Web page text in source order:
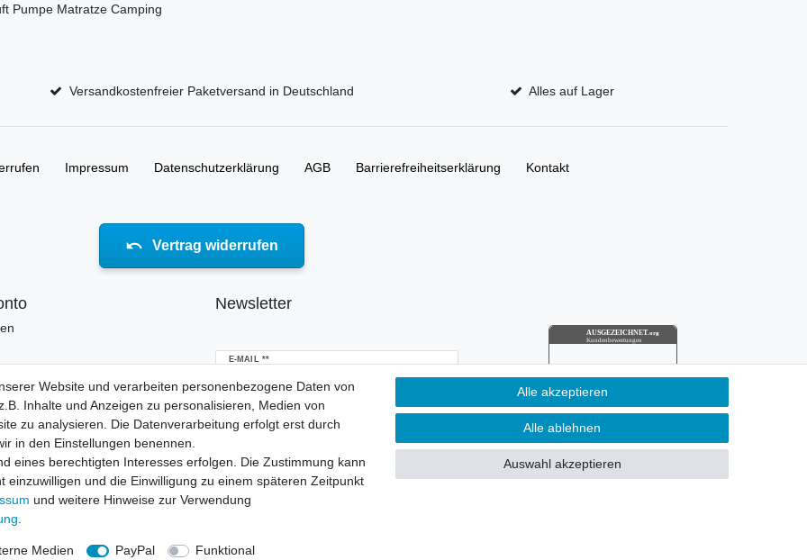
Pumpe Matratze Camping
Versandkostenfreier Paketversand in Deutschland Alles auf Lager
Impressum Daten­schutz­erklärung AGB Barrierefreiheitserklärung Kontakt
Vertrag widerrufen
Newsletter
E-MAIL **
Newsletter
Hiermit bestätige ich, dass ich die
Daten­schutz­
erklärunggelesen habe. Meine Einwilligung kann ich
Abonnieren
AUSGEZEICHNET.org
Kundenbewertungen
4.91
68.357 Bewertungen
amazon.de
Website und verarbeiten personenbezogene Daten von
Inhalte und Anzeigen zu personalisieren, Medien von
zu analysieren. Die Datenverarbeitung erfolgt erst durch
in den Einstellungen benennen.
eines berechtigten Interesses erfolgen. Die Zustimmung kann
und die Einwilligung zu einem späteren Zeitpunkt
und weitere Hinweise zur Verwendung
Medien PayPal Funktional
Alle akzeptieren
Alle ablehnen
Auswahl akzeptieren